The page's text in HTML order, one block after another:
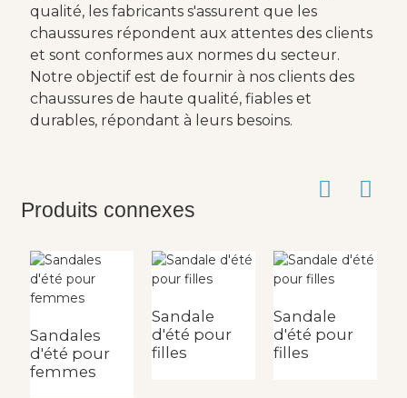
qualité, les fabricants s'assurent que les
chaussures répondent aux attentes des clients
et sont conformes aux normes du secteur.
Notre objectif est de fournir à nos clients des
chaussures de haute qualité, fiables et
durables, répondant à leurs besoins.
Produits connexes
Sandales
d'été pour
femmes
Sandale
d'été pour
filles
Sandale
d'été pour
filles